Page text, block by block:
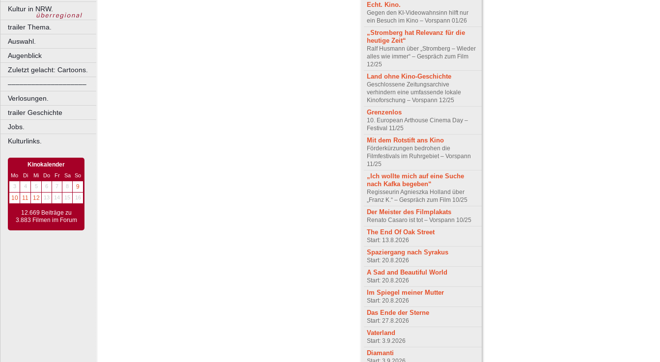
Kultur in NRW.
trailer Thema.
Auswahl.
Augenblick
Zuletzt gelacht: Cartoons.
––––––––––––––––––––
Verlosungen.
trailer Geschichte
Jobs.
Kulturlinks.
Kinokalender
Mo Di Mi Do Fr Sa
So
3
4 5 6 7 8
9
10
11 12 13 14 15 16
12.669 Beiträge zu
3.883 Filmen im Forum
Echt. Kino.
Gegen den KI-Videowahnsinn hilft nur
ein Besuch im Kino – Vorspann 01/26
„Stromberg hat Relevanz für die
heutige Zeit“
Ralf Husmann über „Stromberg – Wieder
alles wie immer“ – Gespräch zum Film
12/25
Land ohne Kino-Geschichte
Geschlossene Zeitungsarchive
verhindern eine umfassende lokale
Kinoforschung – Vorspann 12/25
Grenzenlos
10. European Arthouse Cinema Day –
Festival 11/25
Mit dem Rotstift ans Kino
Förderkürzungen bedrohen die
Filmfestivals im Ruhrgebiet – Vorspann
11/25
„Ich wollte mich auf eine Suche
nach Kafka begeben“
Regisseurin Agnieszka Holland über
„Franz K.“ – Gespräch zum Film 10/25
Der Meister des Filmplakats
Renato Casaro ist tot – Vorspann 10/25
The End Of Oak Street
Start: 13.8.2026
Spaziergang nach Syrakus
Start: 20.8.2026
A Sad and Beautiful World
Start: 20.8.2026
Im Spiegel meiner Mutter
Start: 20.8.2026
Das Ende der Sterne
Start: 27.8.2026
Vaterland
Start: 3.9.2026
Diamanti